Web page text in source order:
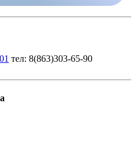
тел: 8(863)303-65-90